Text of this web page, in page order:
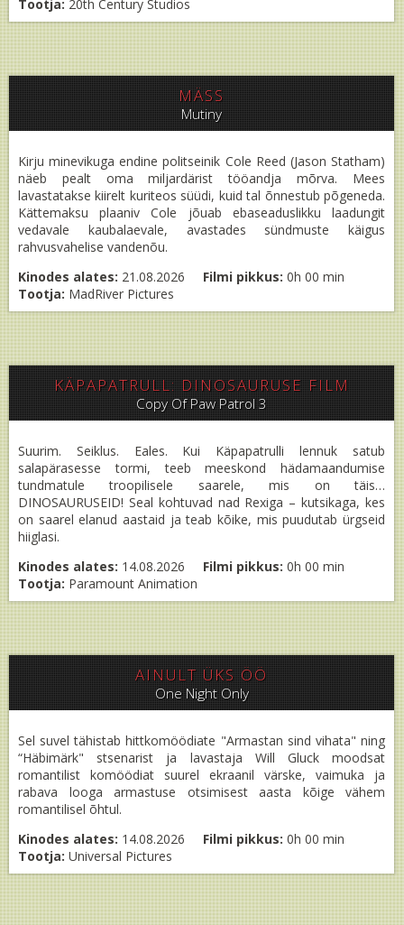
Tootja: 20th Century Studios
MÄSS
Mutiny
Kirju minevikuga endine politseinik Cole Reed (Jason Statham)
näeb pealt oma miljardärist tööandja mõrva. Mees
lavastatakse kiirelt kuriteos süüdi, kuid tal õnnestub põgeneda.
Kättemaksu plaaniv Cole jõuab ebaseaduslikku laadungit
vedavale kaubalaevale, avastades sündmuste käigus
rahvusvahelise vandenõu.
Kinodes alates: 21.08.2026 Filmi pikkus: 0h 00 min
Tootja: MadRiver Pictures
KÄPAPATRULL: DINOSAURUSE FILM
Copy Of Paw Patrol 3
Suurim. Seiklus. Eales. Kui Käpapatrulli lennuk satub
salapärasesse tormi, teeb meeskond hädamaandumise
tundmatule troopilisele saarele, mis on täis…
DINOSAURUSEID! Seal kohtuvad nad Rexiga – kutsikaga, kes
on saarel elanud aastaid ja teab kõike, mis puudutab ürgseid
hiiglasi.
Kinodes alates: 14.08.2026 Filmi pikkus: 0h 00 min
Tootja: Paramount Animation
AINULT ÜKS ÖÖ
One Night Only
Sel suvel tähistab hittkomöödiate "Armastan sind vihata" ning
“Häbimärk" stsenarist ja lavastaja Will Gluck moodsat
romantilist komöödiat suurel ekraanil värske, vaimuka ja
rabava looga armastuse otsimisest aasta kõige vähem
romantilisel õhtul.
Kinodes alates: 14.08.2026 Filmi pikkus: 0h 00 min
Tootja: Universal Pictures